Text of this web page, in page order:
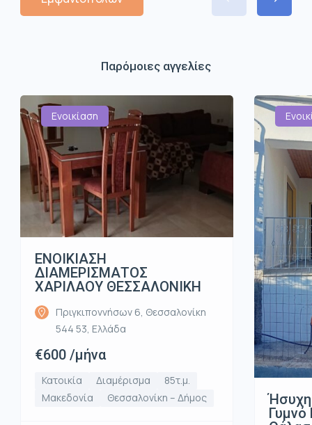
Παρόμοιες αγγελίες
Ενοικίαση
ΕΝΟΙΚΙΑΣΗ
ΔΙΑΜΕΡΙΣΜΑΤΟΣ
ΧΑΡΙΛΑΟΥ ΘΕΣΣΑΛΟΝΙΚΗ
Πριγκιποννήσων 6, Θεσσαλονίκη
544 53, Ελλάδα
€600 /μήνα
Κατοικία Διαμέρισμα
85τ.μ.
Μακεδονία
Θεσσαλονίκη – Δήμος
Γυμνό